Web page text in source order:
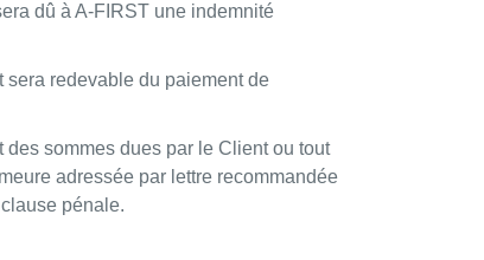
dû à A-FIRST une indemnité
sera redevable du paiement de
sommes dues par le Client ou tout
adressée par lettre recommandée
pénale.